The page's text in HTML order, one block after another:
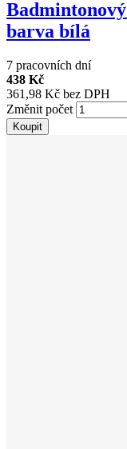
barva bílá
7 pracovních dní
438 Kč
361,98 Kč bez DPH
Změnit počet
Koupit